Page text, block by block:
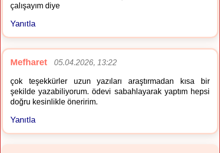
çalışayım diye
Yanıtla
Mefharet 05.04.2026, 13:22
çok teşekkürler uzun yazıları araştırmadan kısa bir
şekilde yazabiliyorum. ödevi sabahlayarak yaptım hepsi
doğru kesinlikle öneririm.
Yanıtla